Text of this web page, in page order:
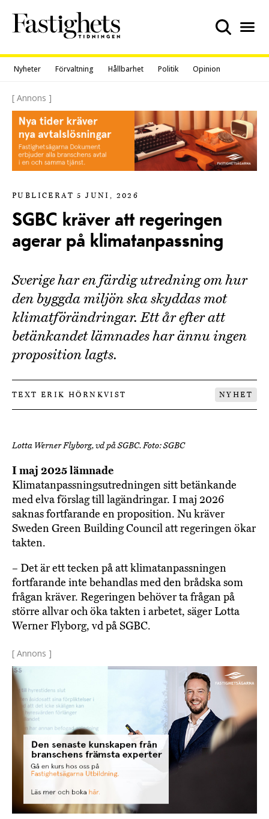
content
Nyheter Förvaltning Hållbarhet Politik Opinion
[ Annons ]
PUBLICERAT 5 JUNI, 2026
SGBC kräver att regeringen
agerar på klimatanpassning
Sverige har en färdig utredning om hur
den byggda miljön ska skyddas mot
klimatförändringar. Ett år efter att
betänkandet lämnades har ännu ingen
proposition lagts.
TEXT ERIK HÖRNKVIST NYHET
Lotta Werner Flyborg, vd på SGBC. Foto: SGBC
I maj 2025 lämnade
Klimatanpassningsutredningen sitt betänkande
med elva förslag till lagändringar. I maj 2026
saknas fortfarande en proposition. Nu kräver
Sweden Green Building Council att regeringen ökar
takten.
– Det är ett tecken på att klimatanpassningen
fortfarande inte behandlas med den brådska som
frågan kräver. Regeringen behöver ta frågan på
större allvar och öka takten i arbetet, säger Lotta
Werner Flyborg, vd på SGBC.
[ Annons ]